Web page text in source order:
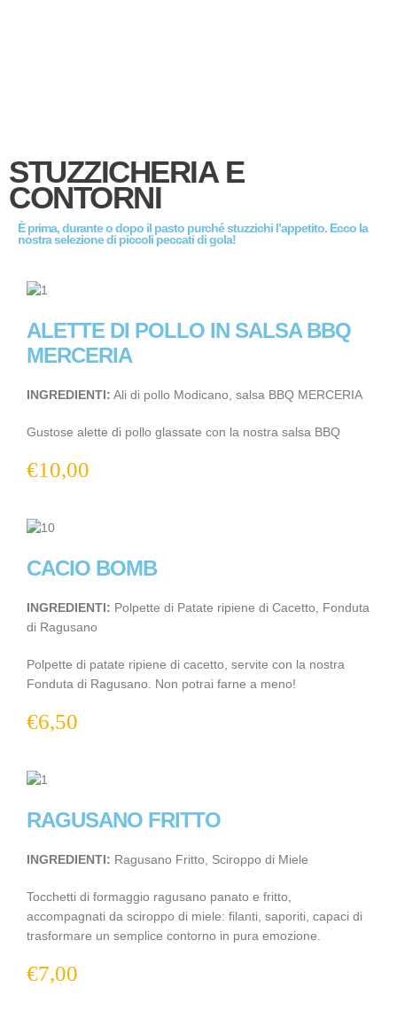
STUZZICHERIA E
CONTORNI
È prima, durante o dopo il pasto purché stuzzichi l’appetito. Ecco la
nostra selezione di piccoli peccati di gola!
ALETTE DI POLLO IN SALSA BBQ
MERCERIA
INGREDIENTI: Ali di pollo Modicano, salsa BBQ MERCERIA
Gustose alette di pollo glassate con la nostra salsa BBQ
€10,00
CACIO BOMB
INGREDIENTI: Polpette di Patate ripiene di Cacetto, Fonduta
di Ragusano
Polpette di patate ripiene di cacetto, servite con la nostra
Fonduta di Ragusano. Non potrai farne a meno!
€6,50
RAGUSANO FRITTO
INGREDIENTI: Ragusano Fritto, Sciroppo di Miele
Tocchetti di formaggio ragusano panato e fritto,
accompagnati da sciroppo di miele: filanti, saporiti, capaci di
trasformare un semplice contorno in pura emozione.
€7,00